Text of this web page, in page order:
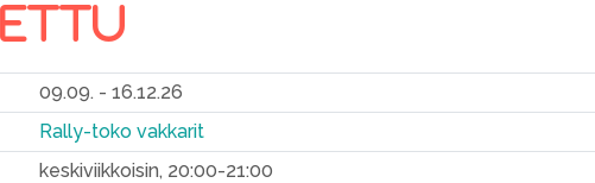
09.09. - 16.12.26
Rally-toko vakkarit
keskiviikkoisin, 20:00-21:00